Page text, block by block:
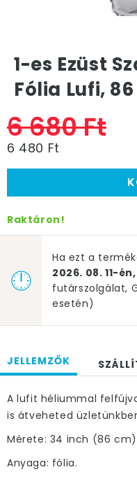
1-es Ezüst
Fólia Lufi,
6 680 Ft
6 480 Ft
Raktáron!
Ha ezt a
2026. 08. 11-
futárszolgálat,
esetén)
JELLEMZŐK
A lufit héliummal
is átveheted
Mérete: 34 inch (86
Anyaga: fólia.